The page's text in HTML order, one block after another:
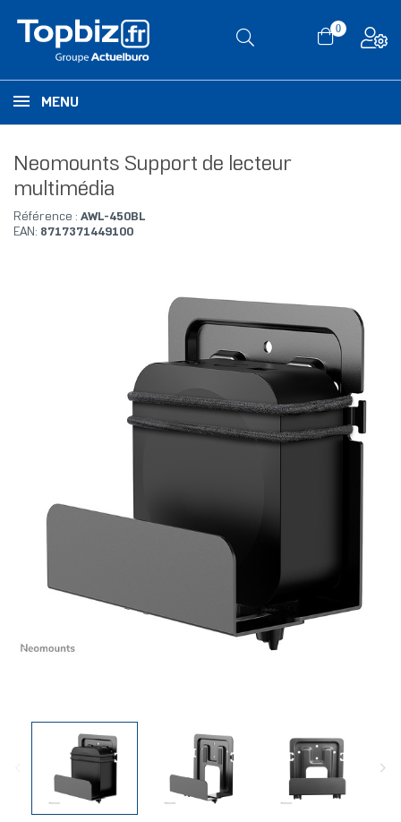
0
MENU
Neomounts Support de lecteur
multimédia
Référence : AWL-450BL
EAN: 8717371449100